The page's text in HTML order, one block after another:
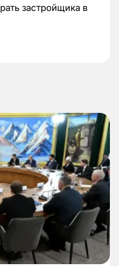
застройщика в